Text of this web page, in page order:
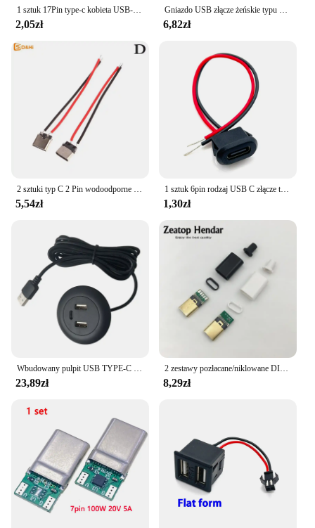
1 sztuk 17Pin type-c kobieta USB-C 3.1 Test płytka drukowana typ adaptera C mężczyzna kobieta gniazdo złącza dla linia danych kabel drutu transferu
2,05zł
Gniazdo USB złącze żeńskie typu C 2Pin drut spawalniczy do telefonu DIY Port ładowania kabel do ładowarki części do naprawy adaptera kabel z wtyczką
6,82zł
2 sztuki typ C 2 Pin wodoodporne żeńskie gniazdo USB C Port z otworem na śrubę szybkie ładowanie interfejs ładowarki złącze z kablem USB
5,54zł
1 sztuk 6pin rodzaj USB C złącze type-c z klamrą karty kobieta 5A wysoki prąd szybkie ładowanie Jack Port usb-c wtyczka ładowarki gniazdo
1,30zł
23,89zł
2 zestawy pozłacane/niklowane DIY USB 3.1 OTG USB3.1 typ C 5P męskie złącze ładowarka kablowa do naprawy USB-C do telefonu
8,29zł